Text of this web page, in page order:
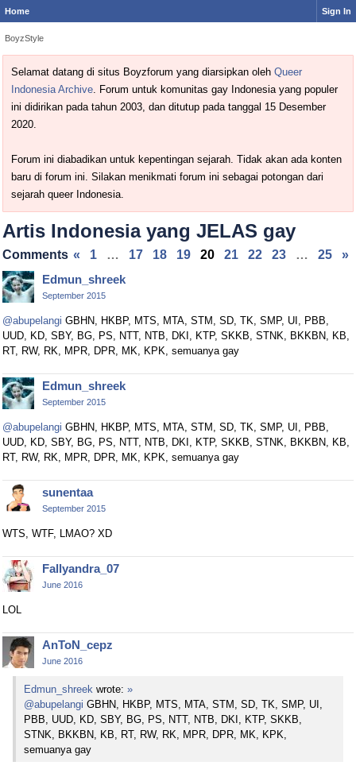
Home Sign In
BoyzStyle
Selamat datang di situs Boyzforum yang diarsipkan oleh Queer
Indonesia Archive. Forum untuk komunitas gay Indonesia yang populer
ini didirikan pada tahun 2003, dan ditutup pada tanggal 15 Desember
2020.
Forum ini diabadikan untuk kepentingan sejarah. Tidak akan ada konten
baru di forum ini. Silakan menikmati forum ini sebagai potongan dari
sejarah queer Indonesia.
Artis Indonesia yang JELAS gay
« 1 … 17 18 19 20 21 22 23 … 25 »
Comments
Edmun_shreek
September 2015
@abupelangi GBHN, HKBP, MTS, MTA, STM, SD, TK, SMP, UI, PBB,
UUD, KD, SBY, BG, PS, NTT, NTB, DKI, KTP, SKKB, STNK, BKKBN, KB,
RT, RW, RK, MPR, DPR, MK, KPK, semuanya gay
Edmun_shreek
September 2015
@abupelangi GBHN, HKBP, MTS, MTA, STM, SD, TK, SMP, UI, PBB,
UUD, KD, SBY, BG, PS, NTT, NTB, DKI, KTP, SKKB, STNK, BKKBN, KB,
RT, RW, RK, MPR, DPR, MK, KPK, semuanya gay
sunentaa
September 2015
WTS, WTF, LMAO? XD
Fallyandra_07
June 2016
LOL
AnToN_cepz
June 2016
Edmun_shreek wrote: »
@abupelangi GBHN, HKBP, MTS, MTA, STM, SD, TK, SMP, UI,
PBB, UUD, KD, SBY, BG, PS, NTT, NTB, DKI, KTP, SKKB,
STNK, BKKBN, KB, RT, RW, RK, MPR, DPR, MK, KPK,
semuanya gay